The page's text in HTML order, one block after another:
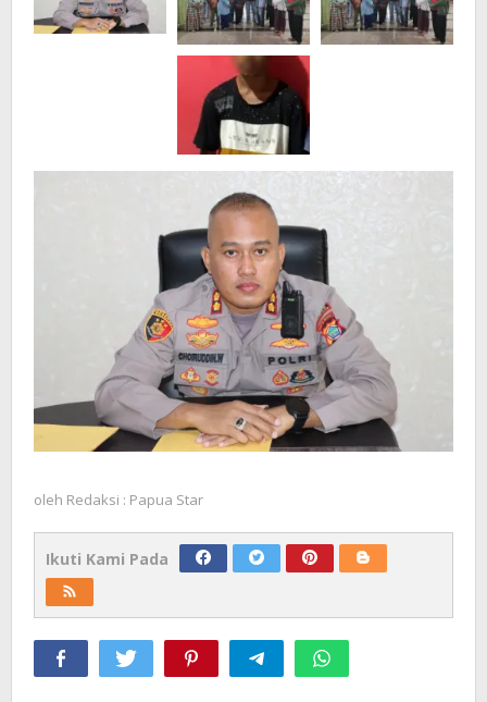
oleh Redaksi : Papua Star
Ikuti Kami Pada